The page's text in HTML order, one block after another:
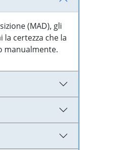
(MAD), gli
certezza che la
manualmente.